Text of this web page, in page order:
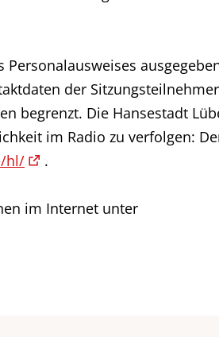
der
begrenzt. Die Hansestadt
im Radio zu verfolgen:
hl/ .
im Internet unter